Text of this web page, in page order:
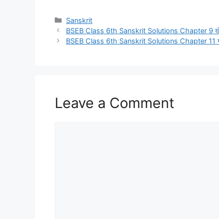
Categories
Sanskrit
BSEB Class 6th Sanskrit Solutions Chapter 9
BSEB Class 6th Sanskrit Solutions Chapter 11
Leave a Comment